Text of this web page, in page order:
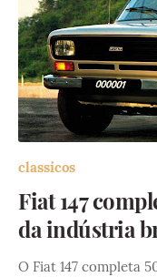
classicos
Fiat 147
da indústria
O Fiat 147 completa